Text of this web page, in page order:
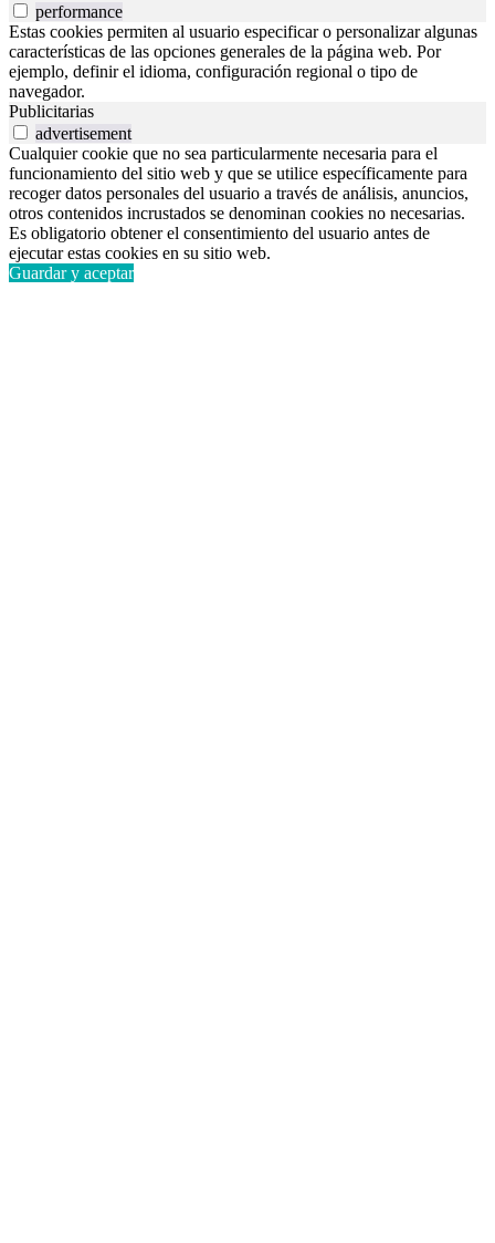
performance
Estas cookies permiten al usuario especificar o personalizar algunas
características de las opciones generales de la página web. Por
ejemplo, definir el idioma, configuración regional o tipo de
navegador.
Publicitarias
advertisement
Cualquier cookie que no sea particularmente necesaria para el
funcionamiento del sitio web y que se utilice específicamente para
recoger datos personales del usuario a través de análisis, anuncios,
otros contenidos incrustados se denominan cookies no necesarias.
Es obligatorio obtener el consentimiento del usuario antes de
ejecutar estas cookies en su sitio web.
Guardar y aceptar